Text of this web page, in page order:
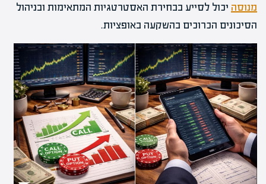
מנוסה יכול לסייע בבחירת האסטרטגיות המתאימות ובניהול
הסיכונים הכרוכים בהשקעה באופציות.